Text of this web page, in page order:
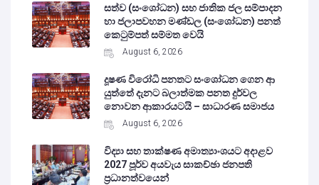
සත්ව (සංශෝධන) සහ ජාතික ජල සම්පාදන
හා ජලාපවහන මණ්ඩල (සංශෝධන) පනත්
කෙටුම්පත් සම්මත වෙයි
August 6, 2026
දූෂණ විරෝධි පනතට සංශෝධන ගෙන ආ
යුත්තේ දැනට බලාත්මක පනත දුර්වල
නොවන ආකාරයටයි – සාධාරණ සමාජය
August 6, 2026
විද්‍යා සහ තාක්ෂණ අමාත්‍යාංශයට අදාළව
2027 පූර්ව අයවැය සාකච්ඡා ජනපති
ප්‍රධානත්වයෙන්